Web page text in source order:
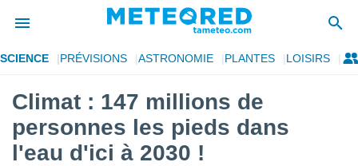
de
a
par
SCIENCE PRÉVISIONS ASTRONOMIE PLANTES LOISIRS
Climat : 147 millions de
personnes les pieds dans
l'eau d'ici à 2030 !